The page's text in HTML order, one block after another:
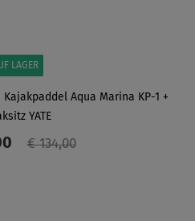
LAGER
Aqua Marina KP-1 +
YATE
€ 134,00